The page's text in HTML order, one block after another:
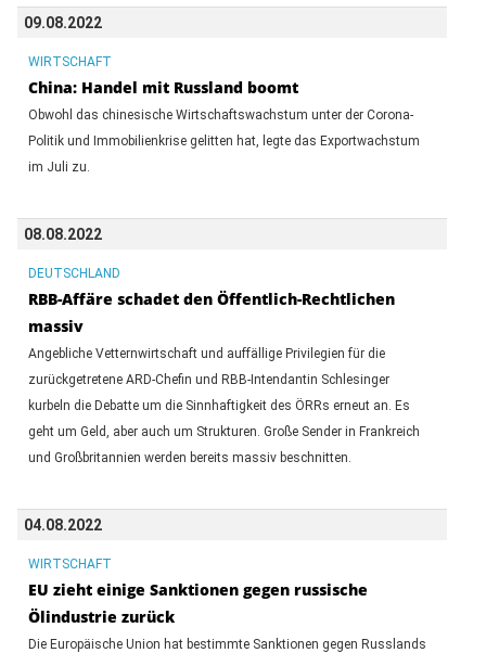
09.08.2022
WIRTSCHAFT
China: Handel mit Russland boomt
Obwohl das chinesische Wirtschaftswachstum unter der Corona-
Politik und Immobilienkrise gelitten hat, legte das Exportwachstum
im Juli zu.
08.08.2022
DEUTSCHLAND
RBB-Affäre schadet den Öffentlich-Rechtlichen
massiv
Angebliche Vetternwirtschaft und auffällige Privilegien für die
zurückgetretene ARD-Chefin und RBB-Intendantin Schlesinger
kurbeln die Debatte um die Sinnhaftigkeit des ÖRRs erneut an. Es
geht um Geld, aber auch um Strukturen. Große Sender in Frankreich
und Großbritannien werden bereits massiv beschnitten.
04.08.2022
WIRTSCHAFT
EU zieht einige Sanktionen gegen russische
Ölindustrie zurück
Die Europäische Union hat bestimmte Sanktionen gegen Russlands